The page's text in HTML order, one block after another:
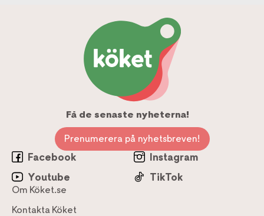
Få de senaste nyheterna!
Prenumerera på nyhetsbreven!
Facebook
Instagram
Youtube
TikTok
Om Köket.se
Kontakta Köket